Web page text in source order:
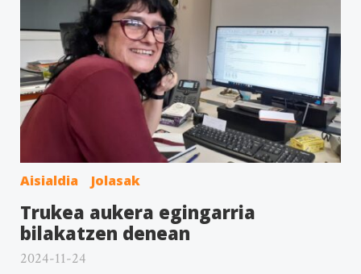
Aisialdia Jolasak
Trukea aukera egingarria
bilakatzen denean
2024-11-24